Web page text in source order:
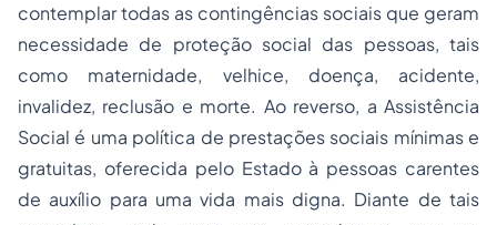
contemplar todas as contingências sociais que geram
necessidade de proteção social das pessoas, tais
como maternidade, velhice, doença, acidente,
invalidez, reclusão e morte. Ao reverso, a Assistência
Social é uma política de prestações sociais mínimas e
gratuitas, oferecida pelo Estado à pessoas carentes
de auxílio para uma vida mais digna. Diante de tais